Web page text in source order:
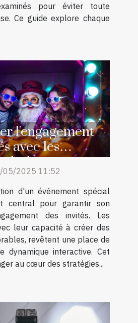
pour éviter toute
Ce guide explore chaque
l'engagement
avec les
lors
spéciaux
05/2025 11:52
d'un événement spécial
central pour garantir son
des invités. Les
leur capacité à créer des
revêtent une place de
dynamique interactive. Cet
au cœur des stratégies...